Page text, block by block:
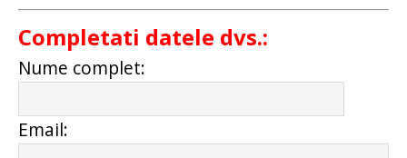
Completati datele dvs.:
Nume complet:
Email: